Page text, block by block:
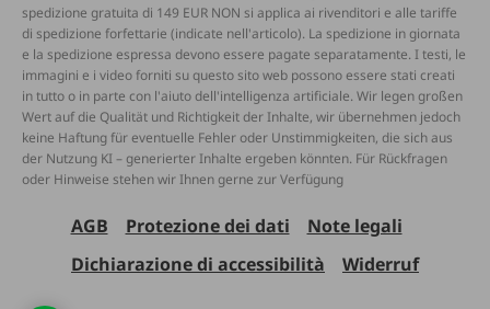
spedizione gratuita di 149 EUR NON si applica ai rivenditori e alle tariffe
di spedizione forfettarie (indicate nell'articolo). La spedizione in giornata
e la spedizione espressa devono essere pagate separatamente. I testi, le
immagini e i video forniti su questo sito web possono essere stati creati
in tutto o in parte con l'aiuto dell'intelligenza artificiale. Wir legen großen
Wert auf die Qualität und Richtigkeit der Inhalte, wir übernehmen jedoch
keine Haftung für eventuelle Fehler oder Unstimmigkeiten, die sich aus
der Nutzung KI – generierter Inhalte ergeben könnten. Für Rückfragen
oder Hinweise stehen wir Ihnen gerne zur Verfügung
AGB Protezione dei dati
Note legali
Dichiarazione di accessibilità
Widerruf